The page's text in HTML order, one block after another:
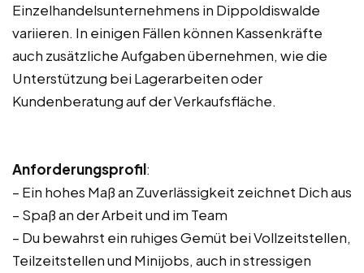
Einzelhandelsunternehmens in Dippoldiswalde
variieren. In einigen Fällen können Kassenkräfte
auch zusätzliche Aufgaben übernehmen, wie die
Unterstützung bei Lagerarbeiten oder
Kundenberatung auf der Verkaufsfläche.
Anforderungsprofil:
– Ein hohes Maß an Zuverlässigkeit zeichnet Dich aus
– Spaß an der Arbeit und im Team
– Du bewahrst ein ruhiges Gemüt bei Vollzeitstellen,
Teilzeitstellen und Minijobs, auch in stressigen